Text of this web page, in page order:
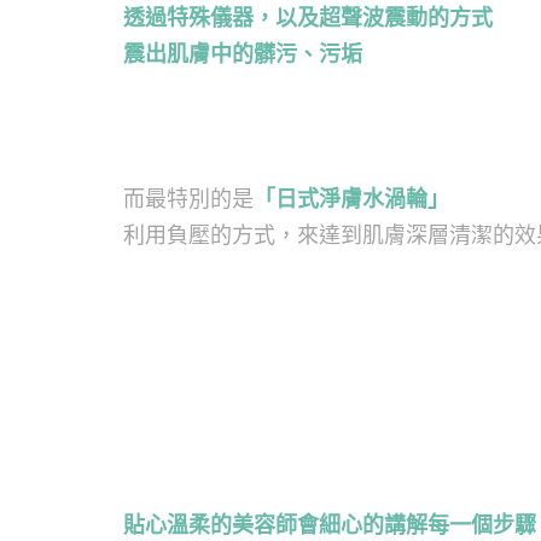
透過特殊儀器，以及超聲波震動的方式
震出肌膚中的髒污、污垢
而最特別的是 「日式淨膚水渦輪」
利用負壓的方式，來達到肌膚深層清潔的效
貼心溫柔的美容師會細心的講解每一個步驟